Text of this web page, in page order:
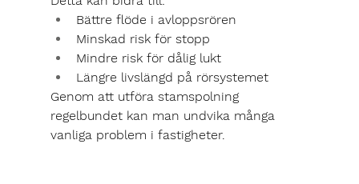
Bättre flöde i avloppsrören
Minskad risk för stopp
Mindre risk för dålig lukt
Längre livslängd på rörsystemet
Genom att utföra stamspolning
regelbundet kan man undvika många
vanliga problem i fastigheter.